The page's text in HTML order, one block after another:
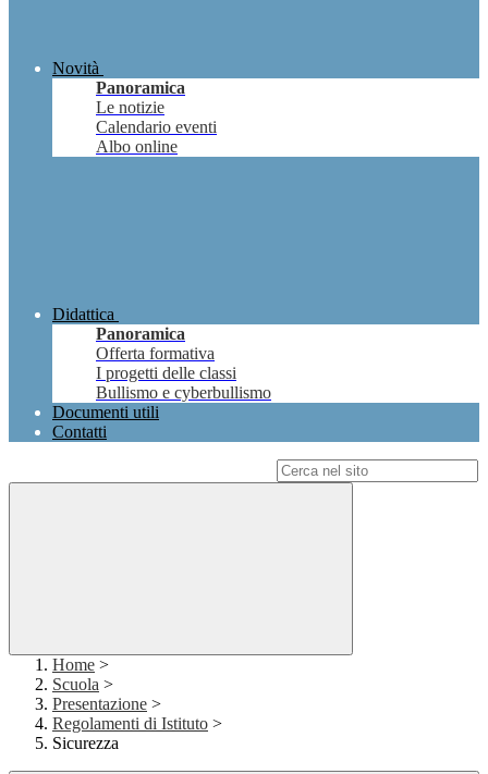
Novità
Panoramica
Le notizie
Calendario eventi
Albo online
Didattica
Panoramica
Offerta formativa
I progetti delle classi
Bullismo e cyberbullismo
Documenti utili
Contatti
Home >
Scuola >
Presentazione >
Regolamenti di Istituto >
Sicurezza